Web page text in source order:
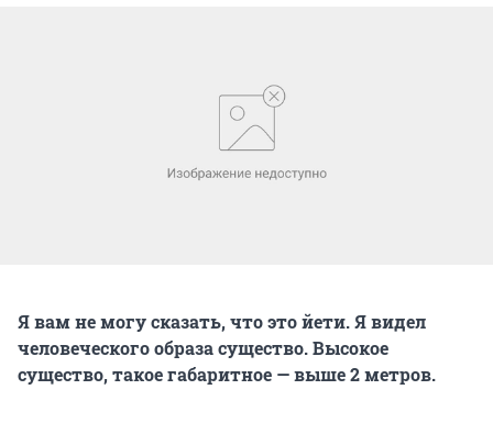
Я вам не могу сказать, что это йети. Я видел
человеческого образа существо. Высокое
существо, такое габаритное — выше 2 метров.